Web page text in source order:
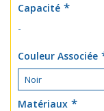
Capacité
-
Couleur Associée
Matériaux